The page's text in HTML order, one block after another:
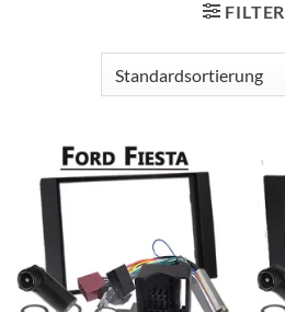
FILTER